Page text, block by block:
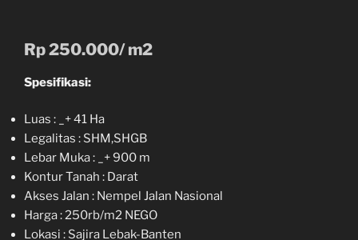
Rp 250.000/ m2
Spesifikasi:
Luas : _+ 41 Ha
Legalitas : SHM,SHGB
Lebar Muka : _+ 900 m
Kontur Tanah : Darat
Akses Jalan : Nempel Jalan Nasional
Harga : 250rb/m2 NEGO
Lokasi : Sajira Lebak-Banten